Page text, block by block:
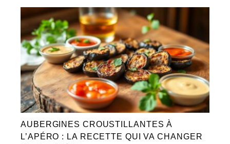
AUBERGINES CROUSTILLANTES À
L’APÉRO : LA RECETTE QUI VA CHANGER